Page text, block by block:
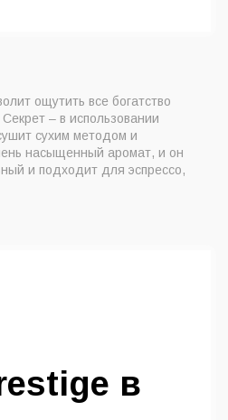
ощутить все богатство
– в использовании
сухим методом и
насыщенный аромат, и он
и подходит для эспрессо,
в